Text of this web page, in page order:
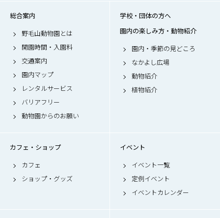
総合案内
野毛山動物園とは
開園時間・入園料
交通案内
園内マップ
レンタルサービス
バリアフリー
動物園からのお願い
学校・団体の方へ
園内の楽しみ方・動物紹介
園内・季節の見どころ
なかよし広場
動物紹介
植物紹介
カフェ・ショップ
カフェ
ショップ・グッズ
イベント
イベント一覧
定例イベント
イベントカレンダー